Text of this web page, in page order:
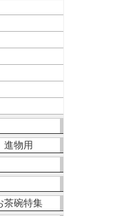
物用
茶碗特集